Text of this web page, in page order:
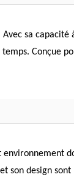
sa capacité
Conçue
design sont